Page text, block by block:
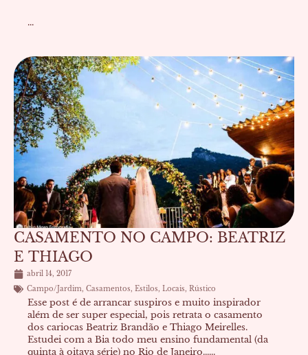
...
CASAMENTO NO CAMPO: BEATRIZ
E THIAGO
abril 14, 2017
Campo/Jardim, Casamentos, Estilos, Locais, Rústico
Esse post é de arrancar suspiros e muito inspirador
além de ser super especial, pois retrata o casamento
dos cariocas Beatriz Brandão e Thiago Meirelles.
Estudei com a Bia todo meu ensino fundamental (da
quinta à oitava série) no Rio de Janeiro......